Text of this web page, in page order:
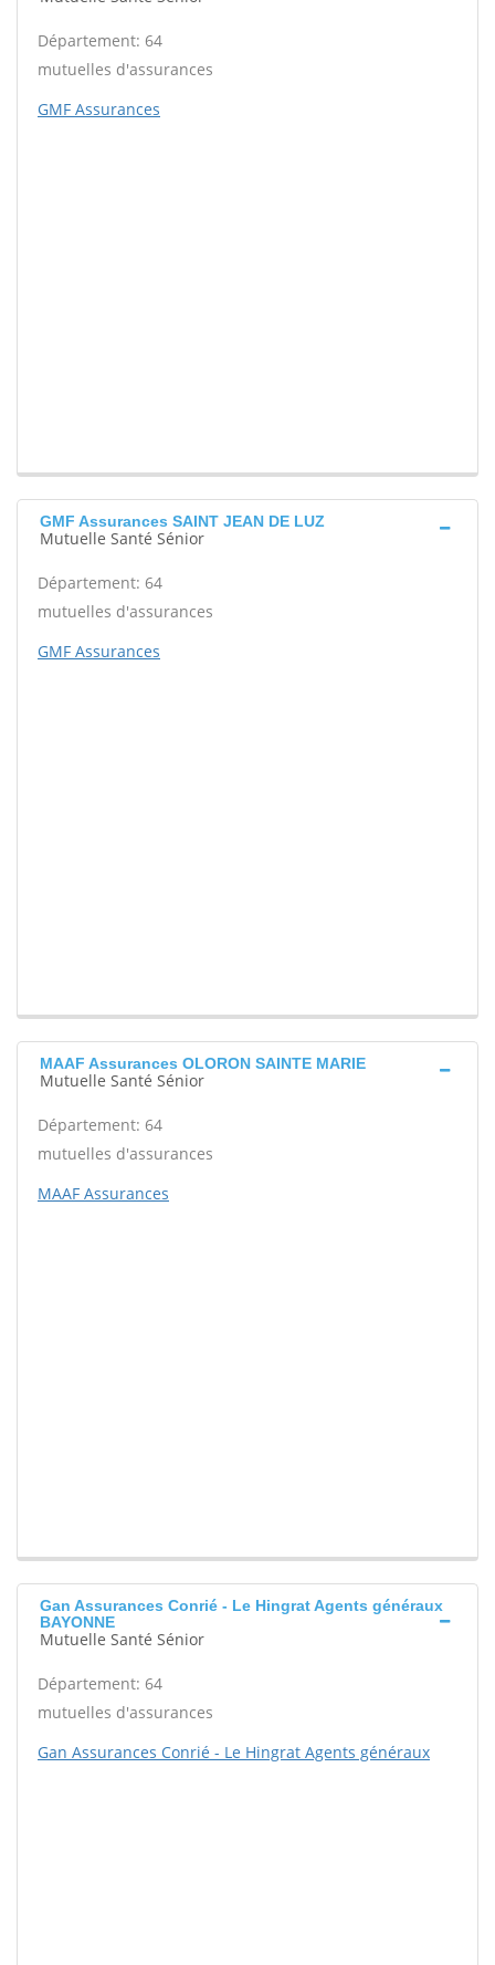
Département: 64
mutuelles d'assurances
GMF Assurances
GMF Assurances SAINT JEAN DE LUZ
Mutuelle Santé Sénior
Département: 64
mutuelles d'assurances
GMF Assurances
MAAF Assurances OLORON SAINTE MARIE
Mutuelle Santé Sénior
Département: 64
mutuelles d'assurances
MAAF Assurances
Gan Assurances Conrié - Le Hingrat Agents généraux
BAYONNE
Mutuelle Santé Sénior
Département: 64
mutuelles d'assurances
Gan Assurances Conrié - Le Hingrat Agents généraux